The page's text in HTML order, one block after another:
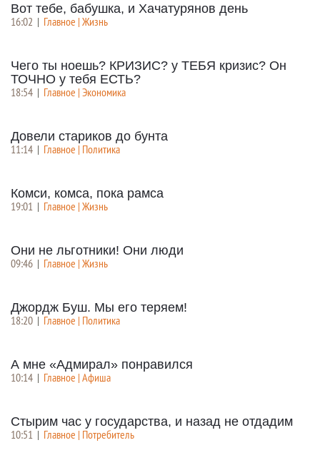
Вот тебе, бабушка, и Хачатурянов день
16:02 | Главное | Жизнь
Чего ты ноешь? КРИЗИС? у ТЕБЯ кризис? Он
ТОЧНО у тебя ЕСТЬ?
18:54 | Главное | Экономика
Довели стариков до бунта
11:14 | Главное | Политика
Комси, комса, пока рамса
19:01 | Главное | Жизнь
Они не льготники! Они люди
09:46 | Главное | Жизнь
Джордж Буш. Мы его теряем!
18:20 | Главное | Политика
А мне «Адмирал» понравился
10:14 | Главное | Афиша
Стырим час у государства, и назад не отдадим
10:51 | Главное | Потребитель